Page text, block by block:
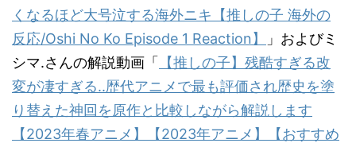
くなるほど大号泣する海外ニキ【推しの子 海外の
反応/Oshi No Ko Episode 1 Reaction】
」およびミ
シマ.さんの解説動画「
【推しの子】残酷すぎる改
変が凄すぎる..歴代アニメで最も評価され歴史を塗
り替えた神回を原作と比較しながら解説します
【2023年春アニメ】【2023年アニメ】【おすすめ